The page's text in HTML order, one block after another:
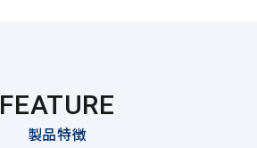
FEATURE
製品特徴